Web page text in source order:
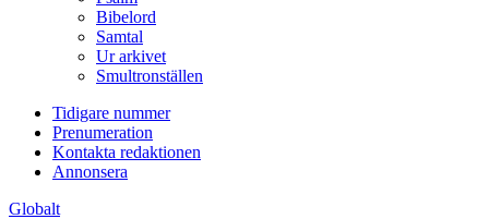
Bibelord
Samtal
Ur arkivet
Smultronställen
Tidigare nummer
Prenumeration
Kontakta redaktionen
Annonsera
Globalt